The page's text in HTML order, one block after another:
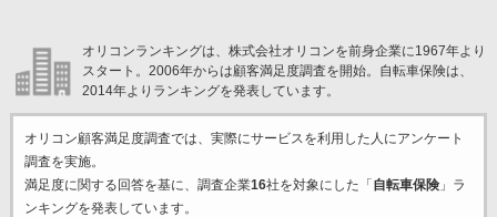
オリコンランキングは、株式会社オリコンを前身企業に1967年より
スタート。2006年からは顧客満足度調査を開始。自転車保険は、
2014年よりランキングを発表しています。
オリコン顧客満足度調査では、実際にサービスを利用した 人にアンケート
調査を実施。
満足度に関する回答を基に、調査企業16社を対象にした「 自転車保険」ラ
ンキングを発表しています。